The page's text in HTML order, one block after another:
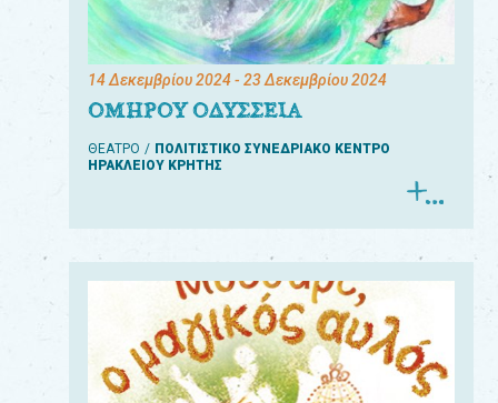
14 Δεκεμβρίου 2024- 23 Δεκεμβρίου 2024
ΟΜΗΡΟΥ ΟΔΥΣΣΕΙΑ
ΘΕΑΤΡΟ
ΠΟΛΙΤΙΣΤΙΚΟ ΣΥΝΕΔΡΙΑΚΟ ΚΕΝΤΡΟ
ΗΡΑΚΛΕΙΟΥ ΚΡΗΤΗΣ